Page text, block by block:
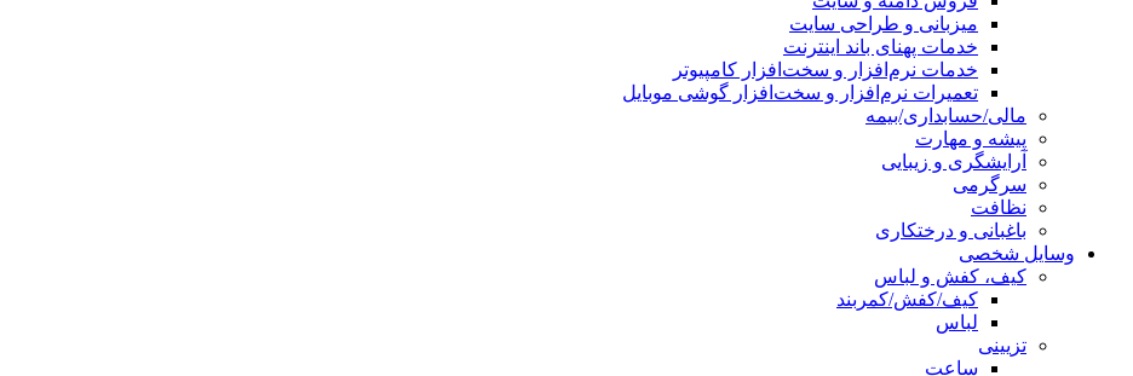
میزبانی و طراحی سایت
خدمات پهنای باند اینترنت
خدمات نرم‌افزار و سخت‌افزار کامپیوتر
تعمیرات نرم‌افزار و سخت‌افزار گوشی موبایل
مالی/حسابداری/بیمه
پیشه و مهارت
آرایشگری و زیبایی
سرگرمی
نظافت
باغبانی و درختکاری
وسایل شخصی
کیف، کفش و لباس
کیف/کفش/کمربند
لباس
تزیینی
ساعت